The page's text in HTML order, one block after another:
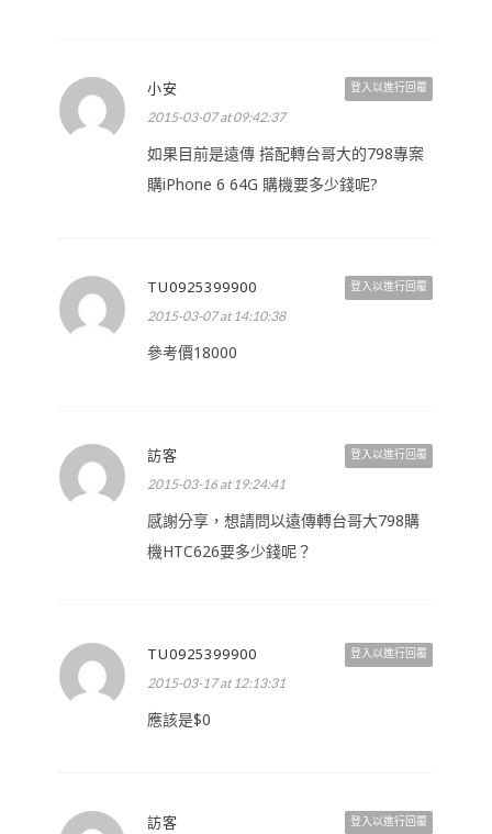
登入以進行回覆
小安
2015-03-07 at 09:42:37
如果目前是遠傳 搭配轉台哥大的798專案
購iPhone 6 64G 購機要多少錢呢?
登入以進行回覆
TU0925399900
2015-03-07 at 14:10:38
參考價18000
登入以進行回覆
訪客
2015-03-16 at 19:24:41
感謝分享，想請問以遠傳轉台哥大798購
機HTC626要多少錢呢？
登入以進行回覆
TU0925399900
2015-03-17 at 12:13:31
應該是$0
登入以進行回覆
訪客